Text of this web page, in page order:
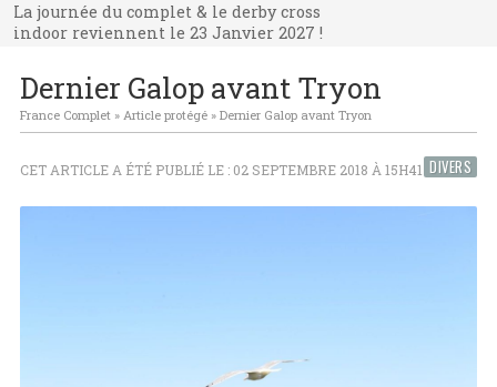
La journée du complet & le derby cross
indoor reviennent le 23 Janvier 2027 !
indoor reviennent le 23 Janvier 2027 !
Dernier Galop avant Tryon
France Complet» Article protégé» Dernier Galop avant Tryon
DIVERS
CET ARTICLE A ÉTÉ PUBLIÉ LE : 02 SEPTEMBRE 2018 À 15H41